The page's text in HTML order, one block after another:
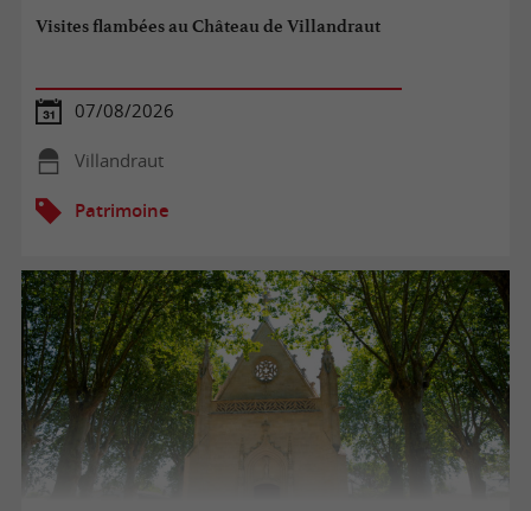
Visites flambées au Château de Villandraut
07/08/2026
Villandraut
Patrimoine